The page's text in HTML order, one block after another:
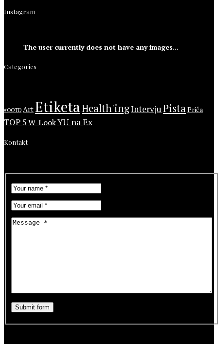
Instagram
The user currently does not have any images...
Categories
#OOTD ArtEtiketaHealth'ingIntervju PistaPriča
TOP 5W-LookYU na Ex
Kontakt